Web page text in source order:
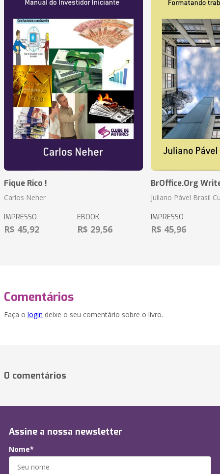
Fique Rico !
Carlos Neher
IMPRESSO
R$ 45,92
EBOOK
R$ 29,56
BrOffice.Org
Juliano Pável Brasil
IMPRESSO
R$ 45,96
Comentários
Faça o login deixe o seu comentário sobre o livro.
0 comentários
Assine a nossa newsletter
Nome*